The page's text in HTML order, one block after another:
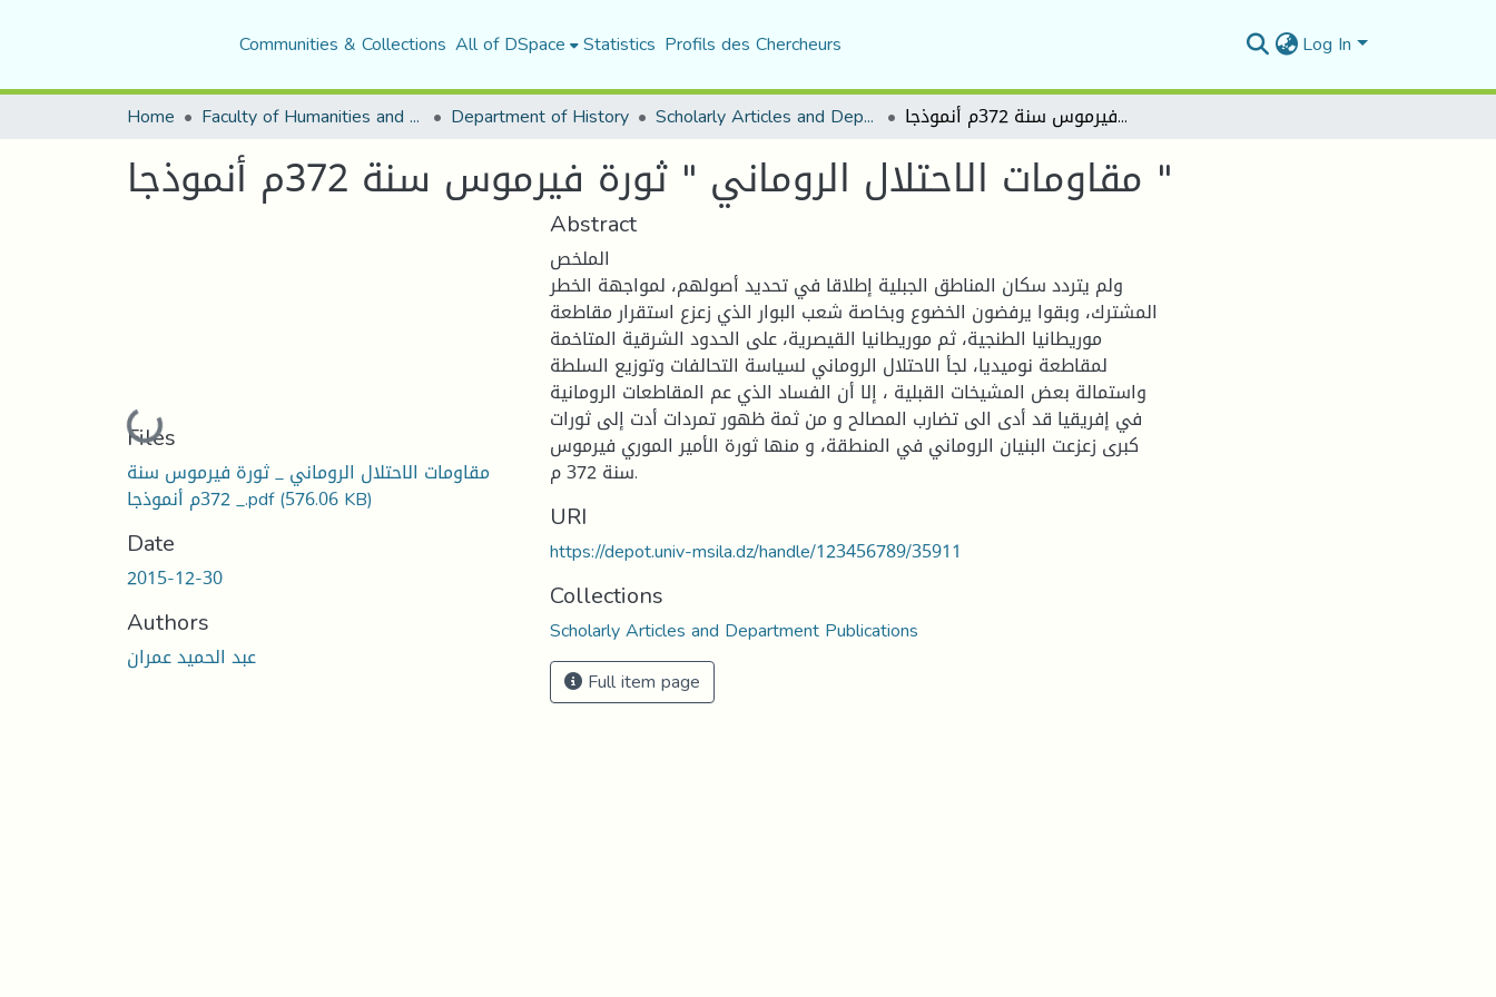
Communities & Collections All of DSpace Statistics Profils des Chercheurs Log In
Home Faculty of Humanities and Social Sciences Department of History Scholarly Articles and Department Publications مقاومات الاحتلال الروماني " ثورة فيرموس سنة 372م أنموذجا "
مقاومات الاحتلال الروماني " ثورة فيرموس سنة 372م أنموذجا "
Loading...
Files
مقاومات الاحتلال الروماني _ ثورة فيرموس سنة
372م أنموذجا _.pdf(576.06 KB)
Date
2015-12-30
Authors
عبد الحميد عمران
Abstract
الملخص
ولم يتردد سكان المناطق الجبلية إطلاقا في تحديد أصولهم، لمواجهة الخطر
المشترك، وبقوا يرفضون الخضوع وبخاصة شعب البوار الذي زعزع استقرار مقاطعة
موريطانيا الطنجية، ثم موريطانيا القيصرية، على الحدود الشرقية المتاخمة
لمقاطعة نوميديا، لجأ الاحتلال الروماني لسياسة التحالفات وتوزيع السلطة
واستمالة بعض المشيخات القبلية ، إلا أن الفساد الذي عم المقاطعات الرومانية
في إفريقيا قد أدى الى تضارب المصالح و من ثمة ظهور تمردات أدت إلى ثورات
كبرى زعزعت البنيان الروماني في المنطقة، و منها ثورة الأمير الموري فيرموس
سنة 372 م.
URI
https://depot.univ-msila.dz/handle/123456789/35911
Collections
Scholarly Articles and Department Publications
Full item page